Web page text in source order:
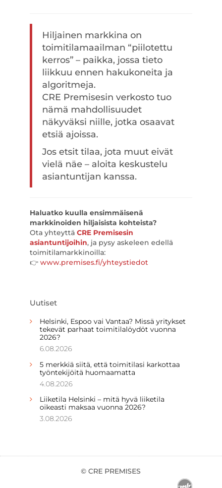
Hiljainen markkina on
toimitilamaailman “piilotettu
kerros” – paikka, jossa tieto
liikkuu ennen hakukoneita ja
algoritmeja.
CRE Premisesin verkosto tuo
nämä mahdollisuudet
näkyväksi niille, jotka osaavat
etsiä ajoissa.
Jos etsit tilaa, jota muut eivät
vielä näe – aloita keskustelu
asiantuntijan kanssa.
Haluatko kuulla ensimmäisenä
markkinoiden hiljaisista kohteista?
Ota yhteyttä CRE Premisesin
asiantuntijoihin, ja pysy askeleen edellä
toimitilamarkkinoilla:
👉 www.premises.fi/yhteystiedot
Uutiset
Helsinki, Espoo vai Vantaa? Missä yritykset
tekevät parhaat toimitilalöydöt vuonna
2026?
6.08.2026
5 merkkiä siitä, että toimitilasi karkottaa
työntekijöitä huomaamatta
4.08.2026
Liiketila Helsinki – mitä hyvä liiketila
oikeasti maksaa vuonna 2026?
3.08.2026
© CRE PREMISES